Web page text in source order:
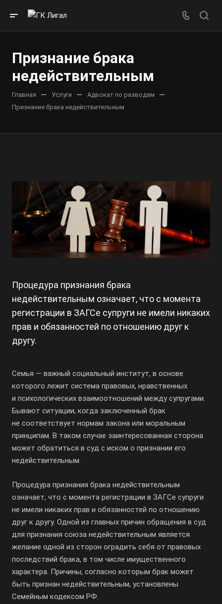
Признание брака
недействительным
Главная — Услуги — Адвокат по разводам —
Признание брака недействительным
Процедура признания брака
недействительным означает, что с момента
регистрации в ЗАГСе супруги не имели никаких
прав и обязанностей по отношению друг к
другу.
Семья — важный социальный институт, в основе
которого лежит система правовых, нравственных
и психологических взаимоотношений между супругами.
Бывают ситуации, когда заключенный брак
не соответствует нормам закона или моральным
принципам. В таком случае заинтересованная сторона
может обратиться в суд с иском о признании его
недействительным.
Процедура признания брака недействительным
означает, что с момента регистрации в ЗАГСе супруги
не имели никаких прав и обязанностей по отношению
друг к другу. Одной из главных причин обращения в суд
для признания союза недействительным является
желание одной из сторон оградить себя от правовых
последствий брака, в том числе имущественного
характера. Причины, согласно которым брак может
быть признан недействительным, установлены
Семейным кодексом РФ.